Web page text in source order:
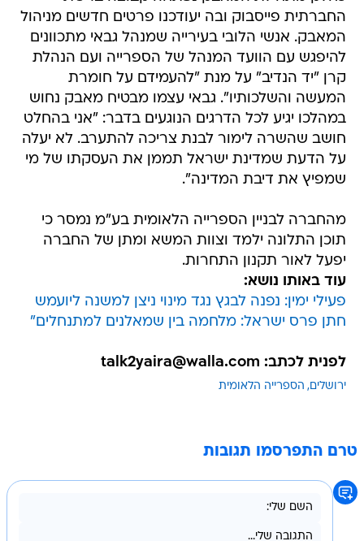
החברתית פייסבוק ובה יעודכנו פרטים חדשים מניהול
המאבק. אנשי הלובי בעירייה שמנהל גבאי מתכוונים
להיפגש עם הוועד המנהל של הספרייה ועם הנהלת
קרן "יד הנדיב" על מנת "להעמידם על חומרת
המעשה והשלכותיו". גבאי עצמו מבטיח מאבק נחוש
במהלכו יגיע לכל הדרגים הנוגעים בדבר: "אני בהחלט
חושב שהשרה לימור לבנת צריכה להתערב. לא יעלה
על הדעת שמדינת ישראל תממן את העסקתו של מי
שמפיץ את דיבת המדינה".
מהחברה לבניין הספרייה הלאומית בע"מ נמסר כי
תוכן התלונה ילמד וצוות המשא ומתן של החברה
יפעל לאור תקנון התחרות.
עוד באותו נושא:
פעילי ימין: נפנה לבגץ נגד מינוי ניצן למשנה ליועמש
חתן פרס ישראל: מלחמה בין שמאלנים למתנחלים"
לפנית לכתב: talk2yaira@walla.com
ירושלים הספרייה הלאומית
טרם התפרסמו תגובות